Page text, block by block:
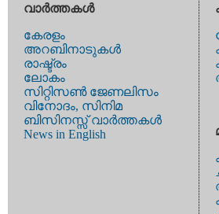
വാര്‍ത്തകള്‍
കേരളം
അറബിനാടുകള്‍
രാഷ്ട്രം
ലോകം
സിറ്റിസണ്‍ ജേണലിസം
വിനോദം, സിനിമ
ബിസിനസ്സ് വാര്‍ത്തകള്‍
News in English